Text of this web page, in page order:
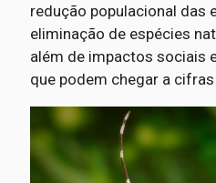
redução populacional das
eliminação de espécies
além de impactos sociais
que podem chegar a